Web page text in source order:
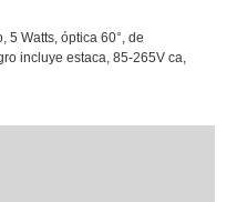
5 Watts, óptica 60°, de
incluye estaca, 85-265V ca,